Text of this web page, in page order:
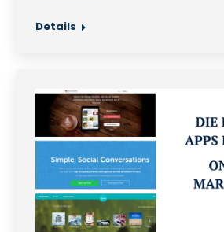
Details